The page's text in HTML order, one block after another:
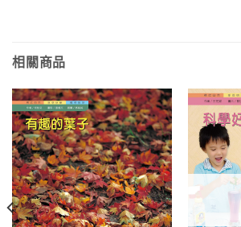
相關商品